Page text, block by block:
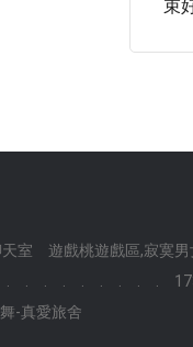
束
室 遊戲桃遊戲區,寂寞
-真愛旅舍